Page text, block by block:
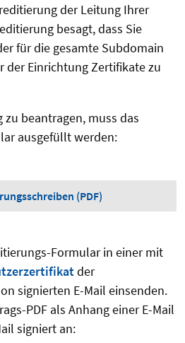
der Leitung Ihrer
besagt, dass Sie
für die gesamte Subdomain
der Einrichtung Zertifikate zu
beantragen, muss das
ausgefüllt werden:
(PDF)
Formular in einer mit
der
signierten E-Mail einsenden.
PDF als Anhang einer E-Mail
signiert an: